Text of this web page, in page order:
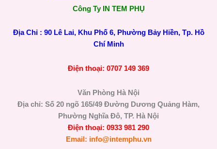
Công Ty IN TEM PHỤ
Địa Chỉ : 90 Lê Lai, Khu Phố 6, Phường Bảy Hiền, Tp. Hồ
Chí Minh
Điện thoại: 0707 149 369
Văn Phòng Hà Nội
Địa chỉ: Số 20 ngõ 165/49 Đường Dương Quảng Hàm,
Phường Nghĩa Đô, TP. Hà Nội
Điện thoại: 0933 981 290
Email: info@intemphu.vn